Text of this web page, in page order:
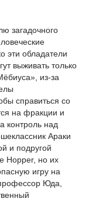
загадочного
эти обладатели
выживать только
из-за
справиться со
на фракции и
контроль над
Араки
и подругой
Hopper, но их
игру на
Юда,